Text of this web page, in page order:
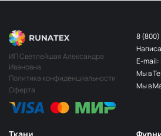
ИП Светлейшая Александра
Ивановна
Политика конфиденциальности
Оферта
8
E-
Мы в
Мы в